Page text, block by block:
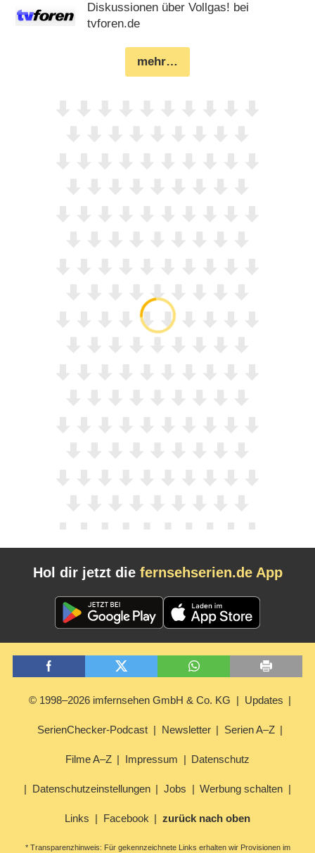
Diskussionen über Vollgas! bei
tvforen.de
mehr…
Hol dir jetzt die fernsehserien.de App
© 1998–2026 imfernsehen GmbH & Co. KG Updates
SerienChecker-Podcast Newsletter Serien A–Z
Filme A–Z Impressum Datenschutz
Datenschutzeinstellungen Jobs Werbung schalten
Links Facebook zurück nach oben
* Transparenzhinweis: Für gekennzeichnete Links erhalten wir Provisionen im